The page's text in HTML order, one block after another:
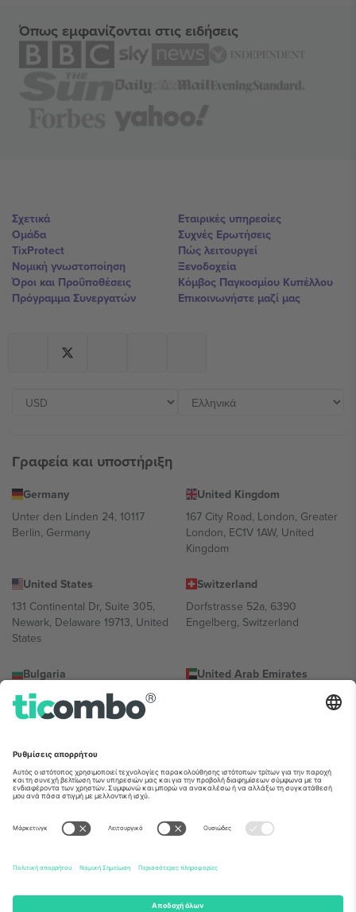
Όπως εμφανίζονται στις ειδήσεις
Σχετικά
Ομάδα
TixProtect
Νομική γνωστοποίηση
Όροι και Προΰποθέσεις
Πρόγραμμα Συνεργατών
Εταιρικές υπηρεσίες
Συχνές Ερωτήσεις
Πώς λειτουργεί
Ξενοδοχεία
Κόμβος Παγκοσμίου Κυπέλλου
Επικοινωνήστε μαζί μας
Γραφεία και υποστήριξη
Germany
Unter den Linden 24, 10117
Berlin, Germany
United Kingdom
167 City Road, London, Greater
London, EC1V 1AW, United
Kingdom
United States
131 Continental Dr, Suite 305,
Newark, Delaware 19713, United
States
Switzerland
Dorfstrasse 52a, 6390
Engelberg, Switzerland
Bulgaria
Regus Sofia City West, bul
Totleben 53-55, 1606 Sofia,
United Arab Emirates
UAE Dubai Silicon Oasis, DDP
Building A1, Office 302, Dubai,
Mexico
Av Chapultepec 360, Roma
Norte, Cuauhtémoc, 06700
Ciudad de México, CDMX,
Mexico
Η νομική οντότητα του παρόχου πλατφόρμας ενδέχεται να
τομέα. Για λεπτομέρειες ανατρέξτε στη σελίδα της συγκεκριμένης